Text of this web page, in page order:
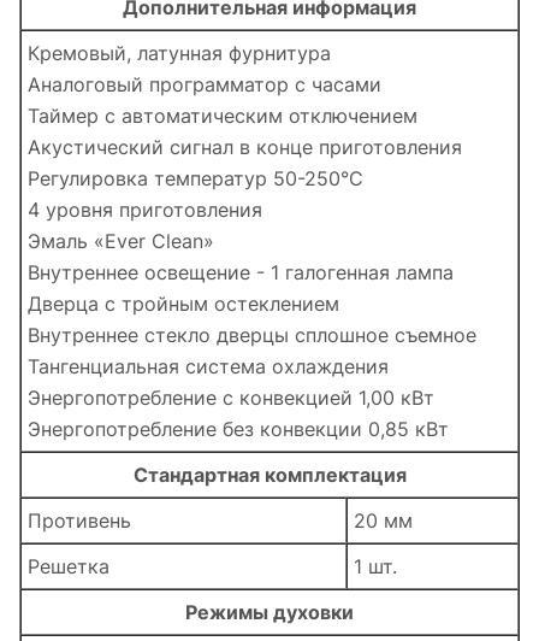
Дополнительная информация
Кремовый, латунная фурнитура
Аналоговый программатор с часами
Таймер с автоматическим отключением
Акустический сигнал в конце приготовления
Регулировка температур 50-250°C
4 уровня приготовления
Эмаль «Ever Clean»
Внутреннее освещение - 1 галогенная лампа
Дверца с тройным остеклением
Внутреннее стекло дверцы сплошное съемное
Тангенциальная система охлаждения
Энергопотребление с конвекцией 1,00 кВт
Энергопотребление без конвекции 0,85 кВт
Стандартная комплектация
Противень
20 мм
Решетка
1 шт.
Режимы духовки